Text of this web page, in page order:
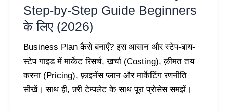
Step-by-Step Guide Beginners
के लिए (2026)
Business Plan कैसे बनाएँ? इस आसान और स्टेप-बाय-
स्टेप गाइड में मार्केट रिसर्च, ख़र्चा (Costing), क़ीमत तय
करना (Pricing), फ़ाइनेंस प्लान और मार्केटिंग रणनीति
सीखें। साथ ही, फ़्री टेम्पलेट के साथ पूरा प्रोसेस समझें।
(2026)